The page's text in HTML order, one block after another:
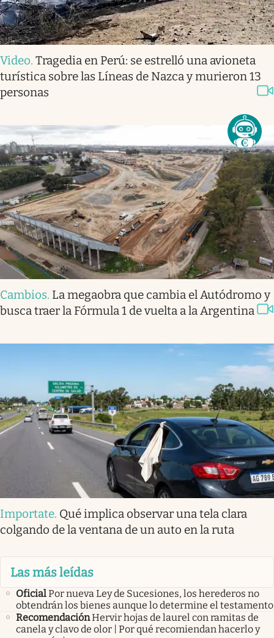
Video. Tragedia en Perú: se estrelló una avioneta
turística sobre las Líneas de Nazca y murieron 13
personas
Cambios. La megaobra que cambia el Autódromo y
busca traer la Fórmula 1 de vuelta a la Argentina
Importate. Qué implica observar una tela clara
colgando de la ventana de un auto en la ruta
Las más leídas
OficialPor nueva Ley de Sucesiones, los herederos no
obtendrán los bienes aunque lo determine el testamento
RecomendaciónHervir hojas de laurel con ramitas de
canela y clavo de olor | Por qué recomiendan hacerlo y